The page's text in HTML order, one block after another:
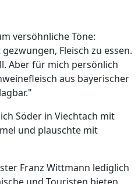
versöhnliche Töne:
Fleisch zu essen.
Aber für mich persönlich
aus bayerischer
Söder in Viechtach mit
und plauschte mit
Franz Wittmann lediglich